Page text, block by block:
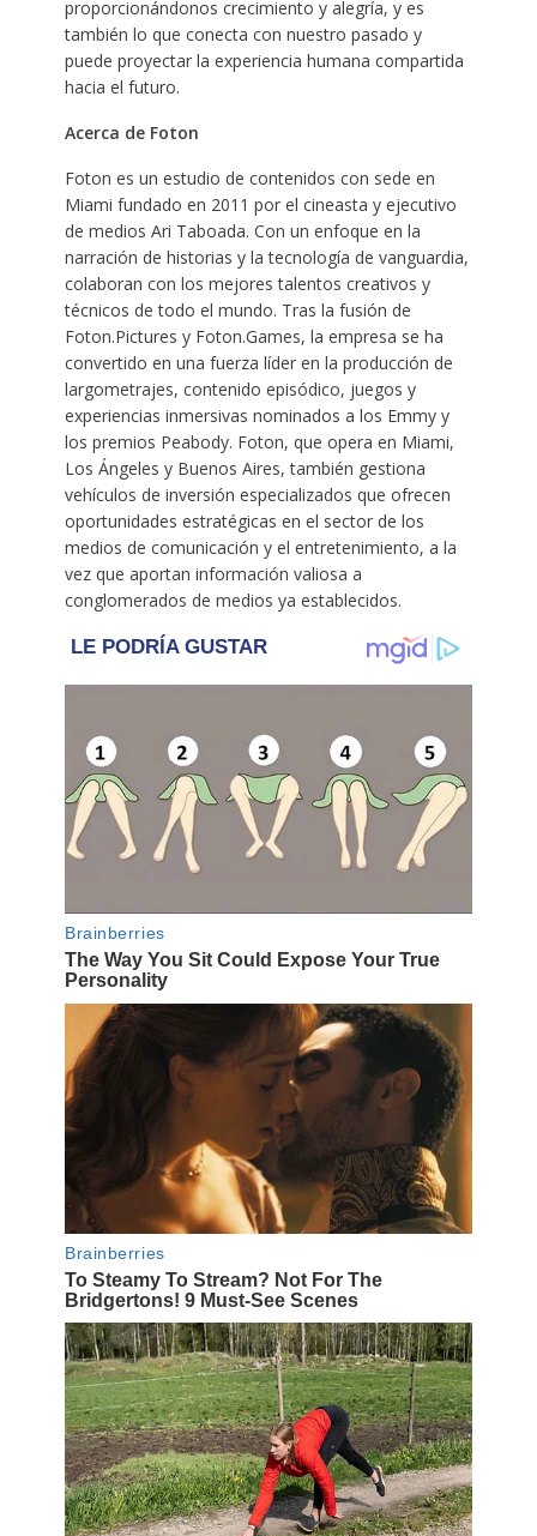
proporcionándonos crecimiento y alegría, y es
también lo que conecta con nuestro pasado y
puede proyectar la experiencia humana compartida
hacia el futuro.
Acerca de Foton
Foton es un estudio de contenidos con sede en
Miami fundado en 2011 por el cineasta y ejecutivo
de medios Ari Taboada. Con un enfoque en la
narración de historias y la tecnología de vanguardia,
colaboran con los mejores talentos creativos y
técnicos de todo el mundo. Tras la fusión de
Foton.Pictures y Foton.Games, la empresa se ha
convertido en una fuerza líder en la producción de
largometrajes, contenido episódico, juegos y
experiencias inmersivas nominados a los Emmy y
los premios Peabody. Foton, que opera en Miami,
Los Ángeles y Buenos Aires, también gestiona
vehículos de inversión especializados que ofrecen
oportunidades estratégicas en el sector de los
medios de comunicación y el entretenimiento, a la
vez que aportan información valiosa a
conglomerados de medios ya establecidos.